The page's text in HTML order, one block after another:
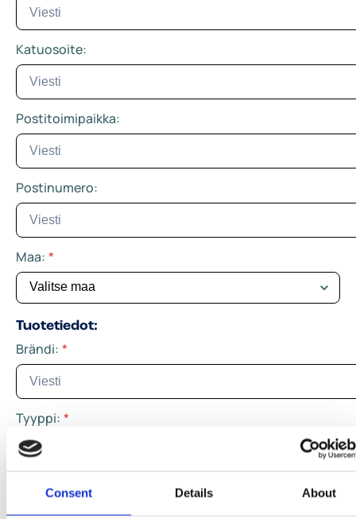
Consent Details About
Katuosoite:
Postitoimipaikka:
Postinumero:
Maa: *
Tuotetiedot:
Brändi: *
Tyyppi: *
Maku: